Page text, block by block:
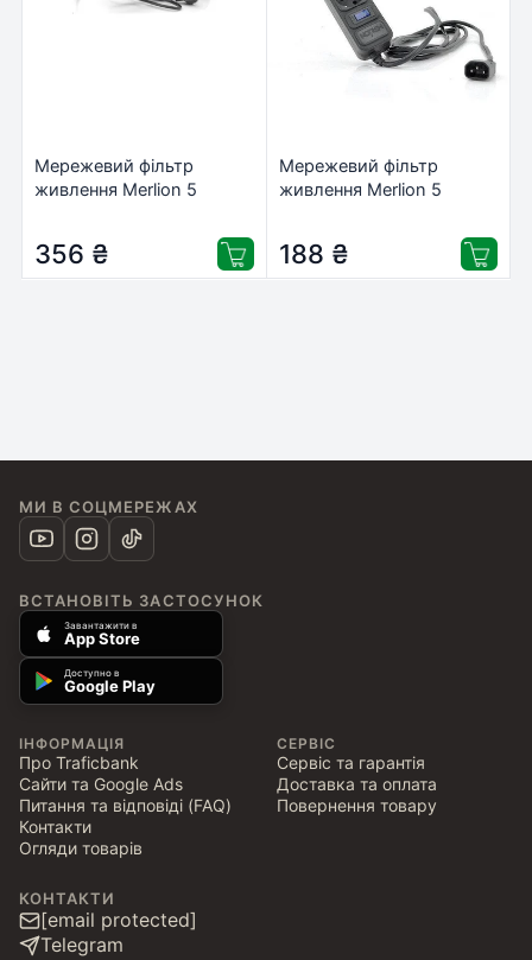
Мережевий фільтр
живлення Merlion 5
356 ₴
Мережевий фільтр
живлення Merlion 5
188 ₴
МИ В СОЦМЕРЕЖАХ
ВСТАНОВІТЬ ЗАСТОСУНОК
Завантажити в
App Store
Доступно в
Google Play
ІНФОРМАЦІЯ
Про Traficbank
Сайти та Google Ads
Питання та відповіді (FAQ)
Контакти
Огляди товарів
СЕРВІС
Сервіс та гарантія
Доставка та оплата
Повернення товару
КОНТАКТИ
[email protected]
Telegram